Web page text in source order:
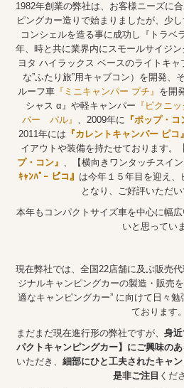
東北地方
関東地方
中部地方
近畿地方
中国地方
九州地方
会社案内
会社概要
お問合せ・カタログ請求
個人情報保護方針
1982年創業の弊社は、お客様ニーズに
ピングカー造りで始まりましたが、少
コンシェルを造る事に成功し『トラベ
年、時と共に業界内にスモールサイジ
ヨタ ハイラックス ベースのライトキャ
な”ふたり旅”用キャブコン）を開発、
ルーフ車 『ミニキャンパー プチ』 を開
シャス α』や軽キャンパー 『ピクニッ
パー パル』 、2009年に 『ポップ・コ
2011年には 『カレントキャンパー ピコ』
イアウトや装備を持たせております。
プ・コン』 、【横向きワンタッチスイ
ｷｬﾝﾊﾟｰ ピコ』 は今年１５年目を迎え
となり、ご好評いただい
本年もコンパクトサイズ車を中心に幅
いと思ってい
現在弊社では、全国22店舗に及ぶ販売
ジナルキャンピングカーの製造・販売
適なキャンピングカー” に向けて日々
ております。
まだまだ現在進行形の弊社ですが、 身
パクトキャンピングカー】にご興味の
いただき、 細部にひと工夫されたキャ
是非ご注目 くだ